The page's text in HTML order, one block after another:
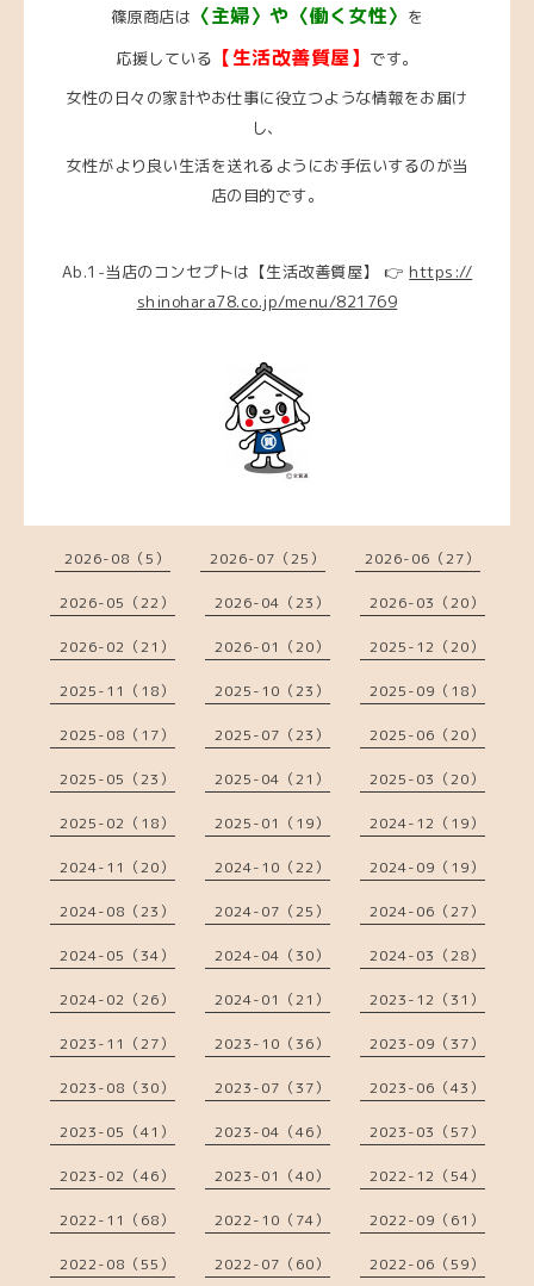
篠原商店は 〈主婦〉や〈働く女性〉 を
応援している 【生活改善質屋】 です。
女性の日々の家計やお仕事に役立つような情報をお届け
し、
女性がより良い生活を送れるようにお手伝いするのが当
店の目的です。
Ab.1-当店のコンセプトは【生活改善質屋】 👉 https://
shinohara78.co.jp/menu/821769
2026-08（5） 2026-07（25） 2026-06（27）
2026-05（22） 2026-04（23） 2026-03（20）
2026-02（21） 2026-01（20） 2025-12（20）
2025-11（18） 2025-10（23） 2025-09（18）
2025-08（17） 2025-07（23） 2025-06（20）
2025-05（23） 2025-04（21） 2025-03（20）
2025-02（18） 2025-01（19） 2024-12（19）
2024-11（20） 2024-10（22） 2024-09（19）
2024-08（23） 2024-07（25） 2024-06（27）
2024-05（34） 2024-04（30） 2024-03（28）
2024-02（26） 2024-01（21） 2023-12（31）
2023-11（27） 2023-10（36） 2023-09（37）
2023-08（30） 2023-07（37） 2023-06（43）
2023-05（41） 2023-04（46） 2023-03（57）
2023-02（46） 2023-01（40） 2022-12（54）
2022-11（68） 2022-10（74） 2022-09（61）
2022-08（55） 2022-07（60） 2022-06（59）